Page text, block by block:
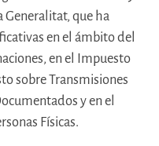
Generalitat, que ha
en el ámbito del
en el Impuesto
sobre Transmisiones
y en el
Físicas.